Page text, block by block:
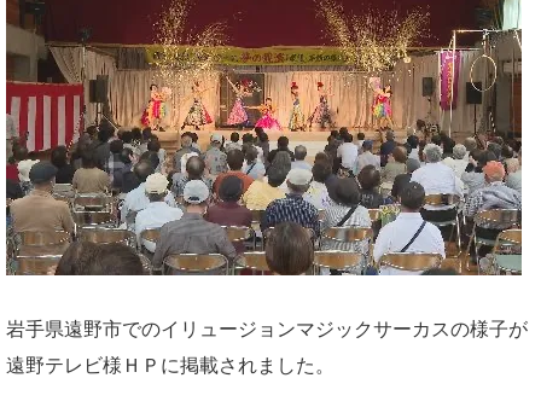
岩手県遠野市でのイリュージョンマジックサーカスの様子が
遠野テレビ様ＨＰに掲載されました。